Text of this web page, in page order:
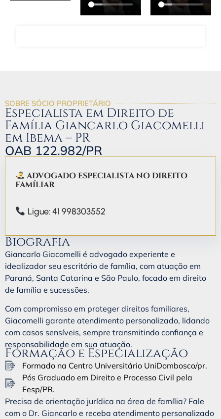
SOBRE SÓCIO PROPRIETÁRIO
Especialista em Direito de
Família Giancarlo Giacomelli
em Ibema – PR
OAB 122.982/PR
ADVOGADO ESPECIALISTA NO DIREITO
FAMÍLIAR
Ligue: 41 998303552
Biografia
Giancarlo Giacomelli é advogado experiente e
idealizador seu escritório de família, com atuação em
Paraná, Santa Catarina e São Paulo, focado em direito
de família e sucessões.
Com compromisso em proteger direitos familiares,
Giacomelli garante atendimento personalizado, lidando
com casos sensíveis, sempre transmitindo confiança e
responsabilidade em sua atuação.
Formação e Especialização
Formado na Centro Universitário UniDombosco/pr.
Pós Graduado em Direito e Processo Civil pela
Fesp/PR.
Precisa de orientação jurídica na área de família? Fale
com o Dr. Giancarlo e receba atendimento personalizado